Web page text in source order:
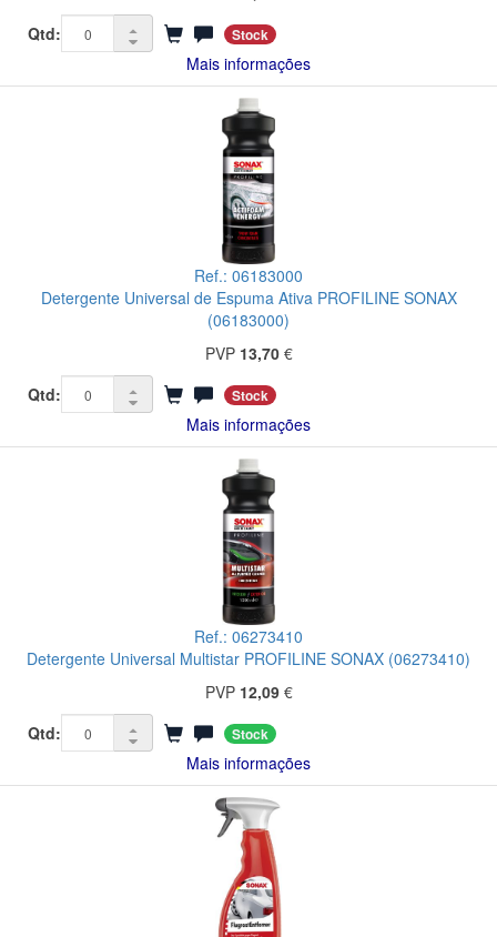
Qtd:
Stock
Mais informações
Ref.: 06183000
Detergente Universal de Espuma Ativa PROFILINE SONAX
(06183000)
PVP 13,70€
Qtd:
Stock
Mais informações
Ref.: 06273410
Detergente Universal Multistar PROFILINE SONAX (06273410)
PVP 12,09€
Qtd:
Stock
Mais informações